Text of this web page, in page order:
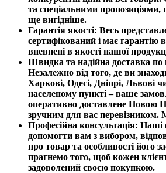
та спеціальними
ще вигідніше.
Гарантія якості: Весь
сертифікований і має гарантію
впевнені в якості нашої
Швидка та надійна доставка по
Незалежно від того, де ви
Харкові, Одесі, Дніпрі, Львові
населеному пункті – ваше
оперативно доставлене Новою
зручним для вас
Професійна консультація: Наші
допомогти вам з вибором,
про товар та особливості його
прагнемо того, щоб кожен
задоволений своєю покупкою.